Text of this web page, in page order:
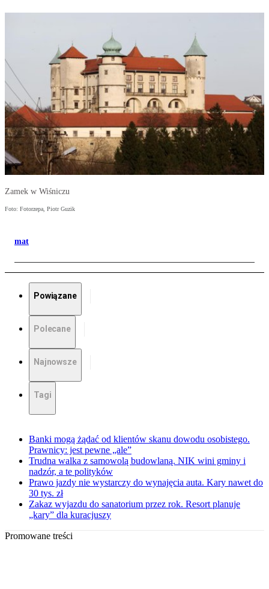
Zamek w Wiśniczu
Foto: Fotorzepa, Piotr Guzik
mat
Powiązane
Polecane
Najnowsze
Tagi
Banki mogą żądać od klientów skanu dowodu osobistego.
Prawnicy: jest pewne „ale”
Trudna walka z samowolą budowlaną. NIK wini gminy i
nadzór, a te polityków
Prawo jazdy nie wystarczy do wynajęcia auta. Kary nawet do
30 tys. zł
Zakaz wyjazdu do sanatorium przez rok. Resort planuje
„kary” dla kuracjuszy
Promowane treści